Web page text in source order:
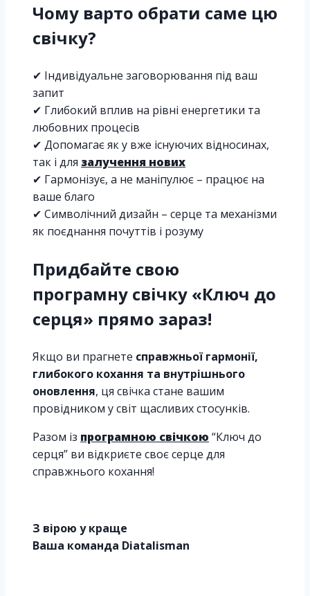
Чому варто обрати саме цю
свічку?
✔ Індивідуальне заговорювання під ваш
запит
✔ Глибокий вплив на рівні енергетики та
любовних процесів
✔ Допомагає як у вже існуючих відносинах,
так і для залучення нових
✔ Гармонізує, а не маніпулює – працює на
ваше благо
✔ Символічний дизайн – серце та механізми
як поєднання почуттів і розуму
Придбайте свою
програмну свічку «Ключ до
серця» прямо зараз!
Якщо ви прагнете справжньої гармонії,
глибокого кохання та внутрішнього
оновлення, ця свічка стане вашим
провідником у світ щасливих стосунків.
Разом із програмною свічкою “Ключ до
серця” ви відкриєте своє серце для
справжнього кохання!
З вірою у краще
Ваша команда Diatalisman